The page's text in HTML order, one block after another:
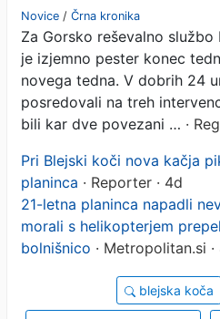
kač na isti
Novice / Črna kronika
Za Gorsko reševalno službo
je izjemno pester konec
novega tedna. V dobrih 24
posredovali na treh
bili kar dve povezani … ·
Pri Blejski koči nova kačja
planinca · Reporter · 4d
21-letna planinca napadli
morali s helikopterjem
bolnišnico · Metropolitan.si ·
blejska koča